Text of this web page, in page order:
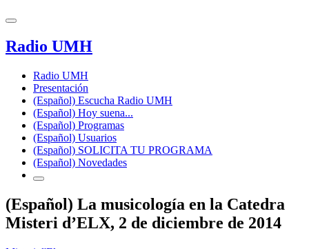
Radio UMH
Radio UMH
Presentación
(Español) Escucha Radio UMH
(Español) Hoy suena...
(Español) Programas
(Español) Usuarios
(Español) SOLICITA TU PROGRAMA
(Español) Novedades
(Español) La musicología en la Catedra
Misteri d’ELX, 2 de diciembre de 2014